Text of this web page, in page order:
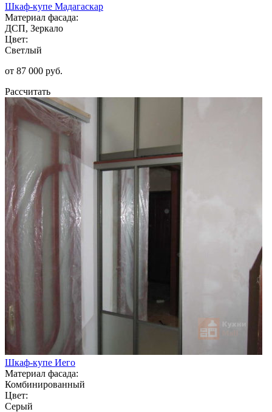
Шкаф-купе Мадагаскар
Материал фасада:
ДСП, Зеркало
Цвет:
Светлый
от 87 000 руб.
Рассчитать
Шкаф-купе Иего
Материал фасада:
Комбинированный
Цвет:
Серый